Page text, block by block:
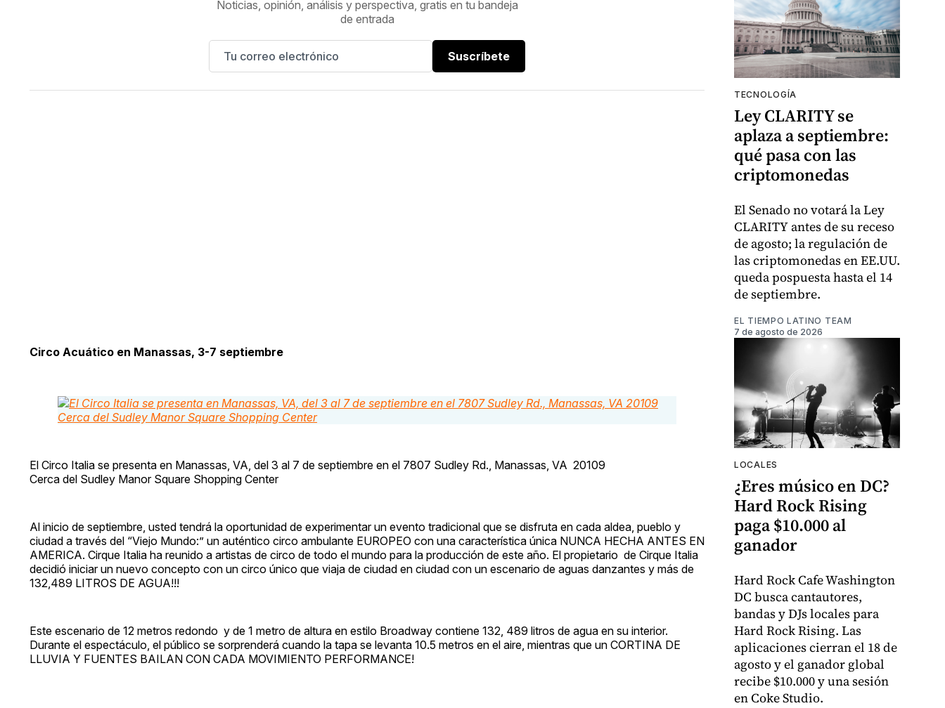
Noticias, opinión, análisis y perspectiva, gratis en tu bandeja
de entrada
Suscríbete
Circo Acuático en Manassas, 3-7 septiembre
El Circo Italia se presenta en Manassas, VA, del 3 al 7 de septiembre en el 7807 Sudley Rd., Manassas, VA 20109
Cerca del Sudley Manor Square Shopping Center
Al inicio de septiembre, usted tendrá la oportunidad de experimentar un evento tradicional que se disfruta en cada aldea, pueblo y
ciudad a través del “Viejo Mundo:” un auténtico circo ambulante EUROPEO con una característica única NUNCA HECHA ANTES EN
AMERICA. Cirque Italia ha reunido a artistas de circo de todo el mundo para la producción de este año. El propietario de Cirque Italia
decidió iniciar un nuevo concepto con un circo único que viaja de ciudad en ciudad con un escenario de aguas danzantes y más de
132,489 LITROS DE AGUA!!!
Este escenario de 12 metros redondo y de 1 metro de altura en estilo Broadway contiene 132, 489 litros de agua en su interior.
Durante el espectáculo, el público se sorprenderá cuando la tapa se levanta 10.5 metros en el aire, mientras que un CORTINA DE
LLUVIA Y FUENTES BAILAN CON CADA MOVIMIENTO PERFORMANCE!
TECNOLOGÍA
Ley CLARITY se
aplaza a septiembre:
qué pasa con las
criptomonedas
El Senado no votará la Ley
CLARITY antes de su receso
de agosto; la regulación de
las criptomonedas en EE.UU.
queda pospuesta hasta el 14
de septiembre.
EL TIEMPO LATINO TEAM
7 de agosto de 2026
LOCALES
¿Eres músico en DC?
Hard Rock Rising
paga $10.000 al
ganador
Hard Rock Cafe Washington
DC busca cantautores,
bandas y DJs locales para
Hard Rock Rising. Las
aplicaciones cierran el 18 de
agosto y el ganador global
recibe $10.000 y una sesión
en Coke Studio.